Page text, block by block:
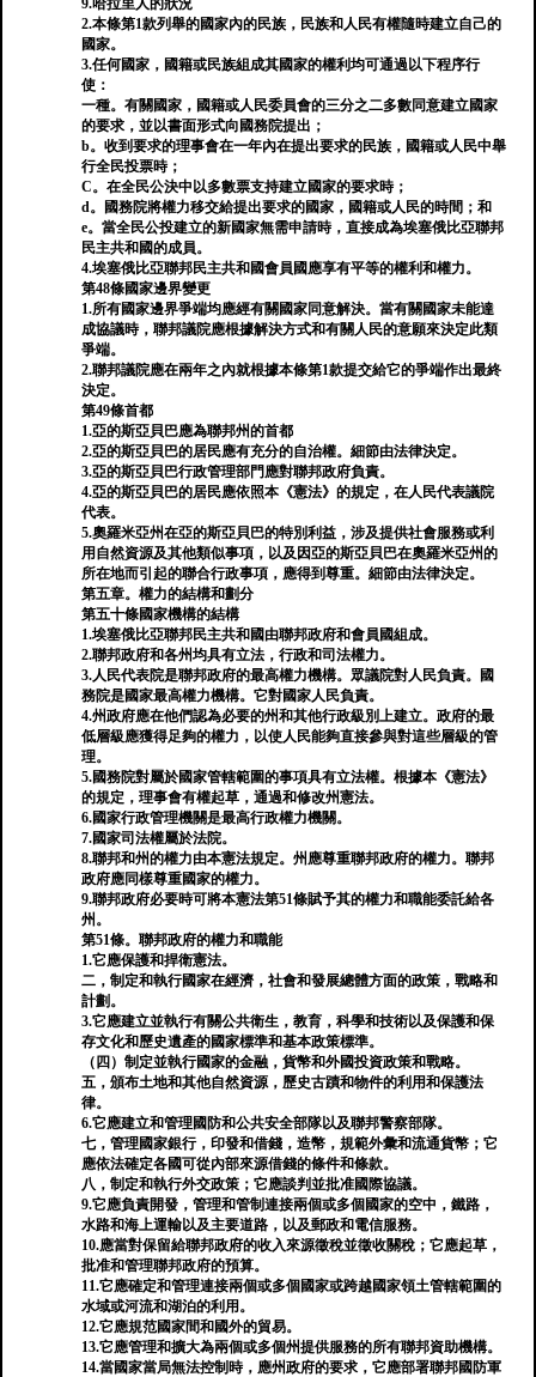
9.哈拉里人的狀況
2.本條第1款列舉的國家內的民族，民族和人民有權隨時建立自己的
國家。
3.任何國家，國籍或民族組成其國家的權利均可通過以下程序行
使：
一種。有關國家，國籍或人民委員會的三分之二多數同意建立國家
的要求，並以書面形式向國務院提出；
b。收到要求的理事會在一年內在提出要求的民族，國籍或人民中舉
行全民投票時；
C。在全民公決中以多數票支持建立國家的要求時；
d。國務院將權力移交給提出要求的國家，國籍或人民的時間；和
e。當全民公投建立的新國家無需申請時，直接成為埃塞俄比亞聯邦
民主共和國的成員。
4.埃塞俄比亞聯邦民主共和國會員國應享有平等的權利和權力。
第48條國家邊界變更
1.所有國家邊界爭端均應經有關國家同意解決。當有關國家未能達
成協議時，聯邦議院應根據解決方式和有關人民的意願來決定此類
爭端。
2.聯邦議院應在兩年之內就根據本條第1款提交給它的爭端作出最終
決定。
第49條首都
1.亞的斯亞貝巴應為聯邦州的首都
2.亞的斯亞貝巴的居民應有充分的自治權。細節由法律決定。
3.亞的斯亞貝巴行政管理部門應對聯邦政府負責。
4.亞的斯亞貝巴的居民應依照本《憲法》的規定，在人民代表議院
代表。
5.奧羅米亞州在亞的斯亞貝巴的特別利益，涉及提供社會服務或利
用自然資源及其他類似事項，以及因亞的斯亞貝巴在奧羅米亞州的
所在地而引起的聯合行政事項，應得到尊重。細節由法律決定。
第五章。權力的結構和劃分
第五十條國家機構的結構
1.埃塞俄比亞聯邦民主共和國由聯邦政府和會員國組成。
2.聯邦政府和各州均具有立法，行政和司法權力。
3.人民代表院是聯邦政府的最高權力機構。眾議院對人民負責。國
務院是國家最高權力機構。它對國家人民負責。
4.州政府應在他們認為必要的州和其他行政級別上建立。政府的最
低層級應獲得足夠的權力，以使人民能夠直接參與對這些層級的管
理。
5.國務院對屬於國家管轄範圍的事項具有立法權。根據本《憲法》
的規定，理事會有權起草，通過和修改州憲法。
6.國家行政管理機關是最高行政權力機關。
7.國家司法權屬於法院。
8.聯邦和州的權力由本憲法規定。州應尊重聯邦政府的權力。聯邦
政府應同樣尊重國家的權力。
9.聯邦政府必要時可將本憲法第51條賦予其的權力和職能委託給各
州。
第51條。聯邦政府的權力和職能
1.它應保護和捍衛憲法。
二，制定和執行國家在經濟，社會和發展總體方面的政策，戰略和
計劃。
3.它應建立並執行有關公共衛生，教育，科學和技術以及保護和保
存文化和歷史遺產的國家標準和基本政策標準。
（四）制定並執行國家的金融，貨幣和外國投資政策和戰略。
五，頒布土地和其他自然資源，歷史古蹟和物件的利用和保護法
律。
6.它應建立和管理國防和公共安全部隊以及聯邦警察部隊。
七，管理國家銀行，印發和借錢，造幣，規範外彙和流通貨幣；它
應依法確定各國可從內部來源借錢的條件和條款。
八，制定和執行外交政策；它應談判並批准國際協議。
9.它應負責開發，管理和管制連接兩個或多個國家的空中，鐵路，
水路和海上運輸以及主要道路，以及郵政和電信服務。
10.應當對保留給聯邦政府的收入來源徵稅並徵收關稅；它應起草，
批准和管理聯邦政府的預算。
11.它應確定和管理連接兩個或多個國家或跨越國家領土管轄範圍的
水域或河流和湖泊的利用。
12.它應規范國家間和國外的貿易。
13.它應管理和擴大為兩個或多個州提供服務的所有聯邦資助機構。
14.當國家當局無法控制時，應州政府的要求，它應部署聯邦國防軍